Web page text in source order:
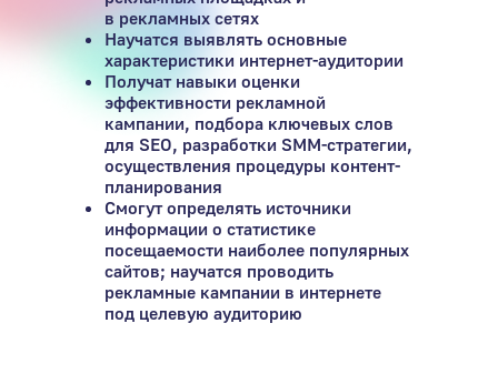
в рекламных сетях
Научатся выявлять основные
характеристики интернет-аудитории
Получат навыки оценки
эффективности рекламной
кампании, подбора ключевых слов
для SEO, разработки SMM-стратегии,
осуществления процедуры контент-
планирования
Смогут определять источники
информации о статистике
посещаемости наиболее популярных
сайтов; научатся проводить
рекламные кампании в интернете
под целевую аудиторию